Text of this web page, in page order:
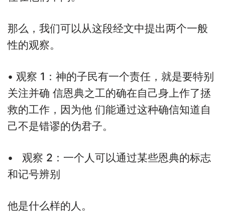
那么，我们可以从这段经文中提出两个一般
性的观察。
• 观察 1：神的子民有一个责任，就是要特别
关注并确 信恩典之工的确在自己身上作了拯
救的工作，因为他 们能通过这种确信知道自
己不是错谬的伪君子。
• 观察 2：一个人可以通过某些恩典的标志
和记号辨别
他是什么样的人。